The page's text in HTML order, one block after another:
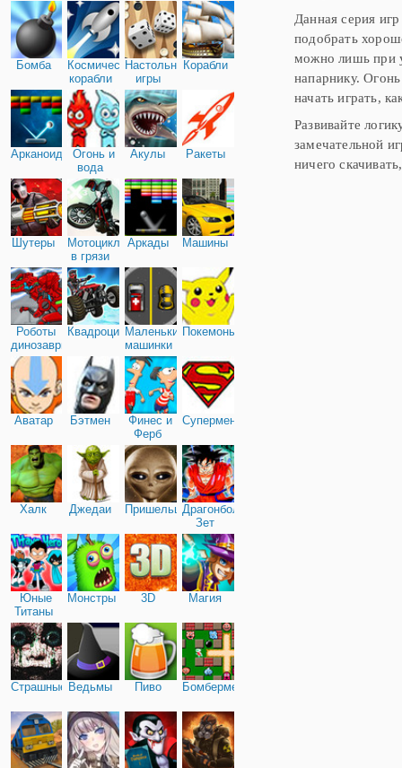
Бомба
Космические
корабли
Настольные
игры
Корабли
Арканоид
Огонь и
вода
Акулы Ракеты
Шутеры
Мотоциклы
в грязи
Аркады Машины
Роботы
динозавры
КвадроциклыМаленькие
машинки
Покемоны
Аватар Бэтмен
Финес и
Ферб
Супермен
Халк Джедаи ПришельцыДрагонболл
Зет
Юные
Титаны
Монстры 3D Магия
Страшные Ведьмы Пиво Бомбермен
Данная серия
подобрать
можно лишь при
напарнику.
начать играть,
Развивайте
замечательной
ничего